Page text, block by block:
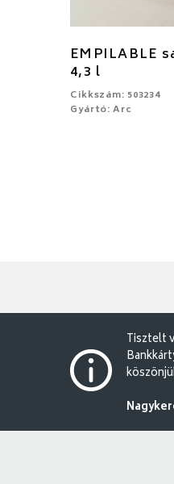
EMPILABLE
4,3 l
Cikkszám: 503234
Gyártó: Arc
Tisztelt